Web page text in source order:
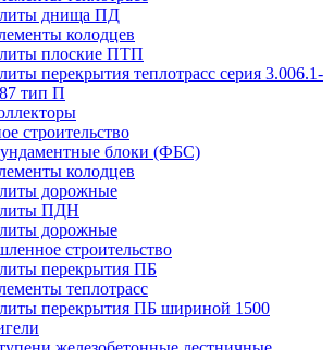
днища ПД
колодцев
плоские ПТП
перекрытия теплотрасс серия 3.006.1-
тип П
строительство
блоки (ФБС)
колодцев
дорожные
ПДН
дорожные
строительство
перекрытия ПБ
теплотрасс
перекрытия ПБ шириной 1500